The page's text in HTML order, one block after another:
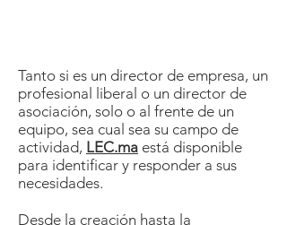
Tanto si es un director de empresa, un
profesional liberal o un director de
asociación, solo o al frente de un
equipo, sea cual sea su campo de
actividad, LEC.ma está disponible
para identificar y responder a sus
necesidades.
Desde la creación hasta la